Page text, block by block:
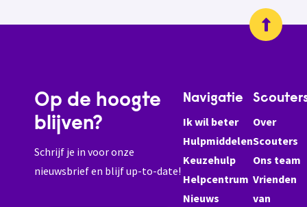
Op de hoogte
blijven?
Schrijf je in voor onze
nieuwsbrief en blijf up-to-date!
Navigatie
Ik wil beter
Hulpmiddelen
Keuzehulp
Helpcentrum
Nieuws
Over
Scouters
Ons team
Vrienden
van